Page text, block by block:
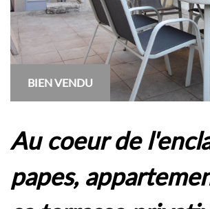
BIEN VENDU
au coeur de l'enclave des
papes,